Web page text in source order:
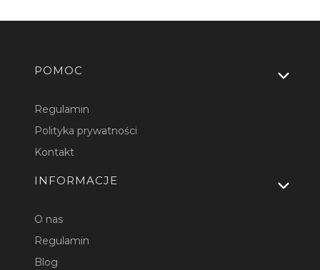
Linki w stopce
POMOC
Regulamin
Polityka prywatności
Kontakt
INFORMACJE
O nas
Regulamin
Blog